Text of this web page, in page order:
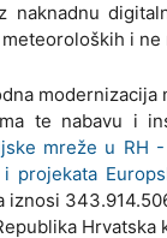
naknadnu
i
te nabavu i
mreže u RH -
i projekata
iznosi